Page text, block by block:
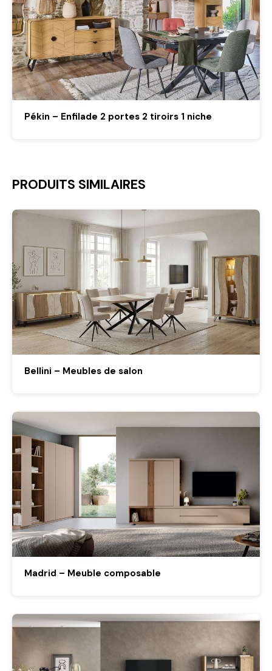
Pékin – Enfilade 2 portes 2 tiroirs 1 niche
PRODUITS SIMILAIRES
Bellini – Meubles de salon
Madrid – Meuble composable